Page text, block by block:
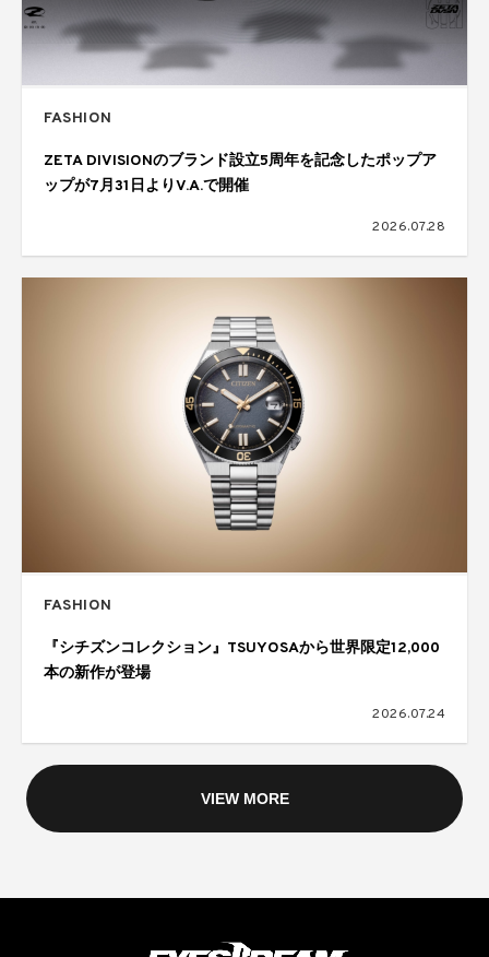
FASHION
ZETA DIVISIONのブランド設立5周年を記念したポップア
ップが7月31日よりV.A.で開催
2026.07.28
FASHION
『シチズンコレクション』TSUYOSAから世界限定12,000
本の新作が登場
2026.07.24
VIEW MORE